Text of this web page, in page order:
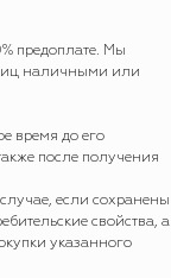
предоплате. Мы
наличными или
время до его
после получения
если сохранены
свойства, а
указанного